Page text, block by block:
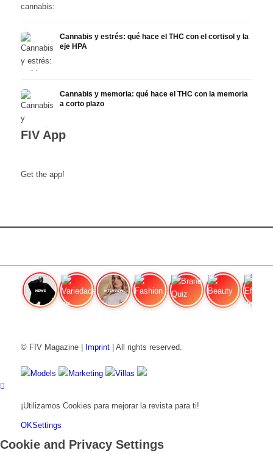
Cannabis y estrés: qué hace el THC con el cortisol y la
eje HPA
Cannabis y memoria: qué hace el THC con la memoria
a corto plazo
FIV App
Get the app!
© FIV Magazine | Imprint| All rights reserved.
Models Marketing Villas
¡Utilizamos Cookies para mejorar la revista para ti!
OKSettings
Cookie and Privacy Settings